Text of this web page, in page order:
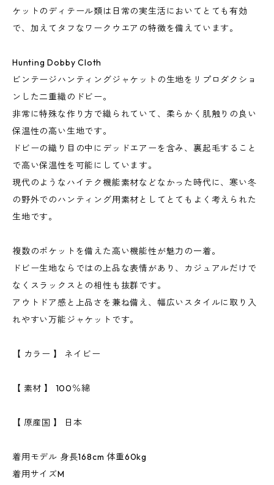
ケットのディテール類は日常の実生活においてとても有効
で、加えてタフなワークウエアの特徴を備えています。
Hunting Dobby Cloth
ビンテージハンティングジャケットの生地をリプロダクショ
ンした二重織のドビー。
非常に特殊な作り方で織られていて、柔らかく肌触りの良い
保温性の高い生地です。
ドビーの織り目の中にデッドエアーを含み、裏起毛すること
で高い保温性を可能にしています。
現代のようなハイテク機能素材などなかった時代に、寒い冬
の野外でのハンティング用素材としてとてもよく考えられた
生地です。
複数のポケットを備えた高い機能性が魅力の一着。
ドビー生地ならではの上品な表情があり、カジュアルだけで
なくスラックスとの相性も抜群です。
アウトドア感と上品さを兼ね備え、幅広いスタイルに取り入
れやすい万能ジャケットです。
【 カラー 】 ネイビー
【 素材 】 100％綿
【 原産国 】 日本
着用モデル 身長168cm 体重60kg
着用サイズM